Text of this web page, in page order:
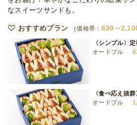
なスイーツサンドも。
おすすめプラン 価格帯： 630～
〈シンプル〉
オードブル
〈食べ応え抜
オードブル